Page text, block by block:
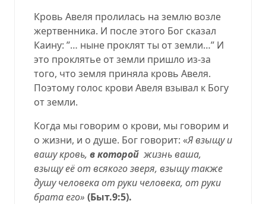
Кровь Авеля пролилась на землю возле
жертвенника. И после этого Бог сказал
Каину: ’’… ныне проклят ты от земли…’’ И
это проклятье от земли пришло из-за
того, что земля приняла кровь Авеля.
Поэтому голос крови Авеля взывал к Богу
от земли.
Когда мы говорим о крови, мы говорим и
о жизни, и о душе. Бог говорит: «Я взыщу и
вашу кровь, в которой жизнь ваша,
взыщу её от всякого зверя, взыщу также
душу человека от руки человека, от руки
брата его» (Быт.9:5).